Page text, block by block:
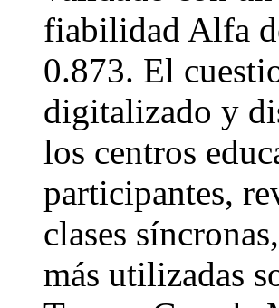
fiabilidad Alfa
0.873. El
digitalizado y
los centros
participantes,
clases
más utilizadas